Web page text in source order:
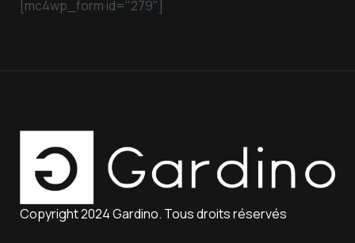
[mc4wp_form id="279"]
Copyright 2024 Gardino. Tous droits réservés